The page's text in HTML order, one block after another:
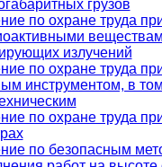
грузов
по охране труда
излучений
по охране труда
инструментом, в
по охране труда
по безопасным